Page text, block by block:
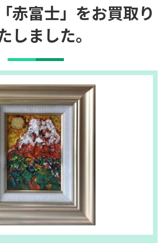
赤富士」をお買取り
しました。